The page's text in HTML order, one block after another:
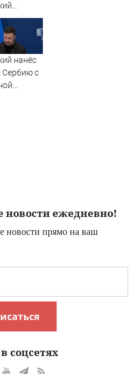
в
- Лента
Крыма
нанёс
Сербию с
новости ежедневно!
новости прямо на ваш
соцсетях